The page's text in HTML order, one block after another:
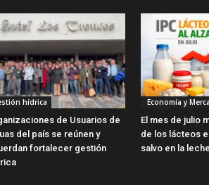
hídrica
de Usuarios de
del país se reúnen y
fortalecer gestión
Economía y
El mes de julio
de los lácteos
salvo en la